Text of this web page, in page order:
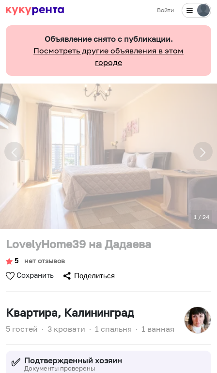
Войти
Объявление снято с публикации.
Посмотреть другие объявления в этом
городе
1 / 24
LovelyHome39 на Дадаева
5 ∙ нет отзывов
Сохранить Поделиться
Квартира, Калининград
5 гостей ∙ 3 кровати ∙ 1 спальня ∙ 1 ванная
✅ Подтвержденный хозяин
Документы проверены